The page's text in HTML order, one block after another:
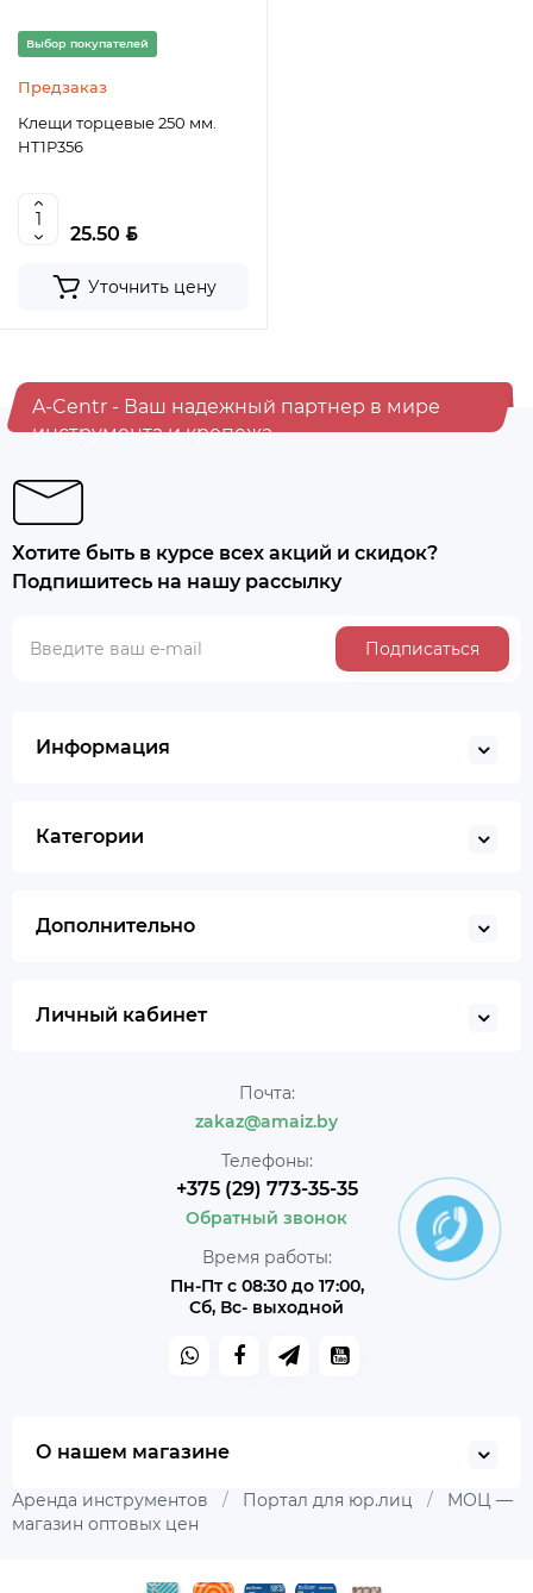
Выбор покупателей
Предзаказ
Клещи торцевые 250 мм.
HT1P356
25.50 BYN
Уточнить цену
A-Centr - Ваш надежный партнер в мире
инструмента и крепежа
Хотите быть в курсе всех акций и скидок?
Подпишитесь на нашу рассылку
Подписаться
Информация
Категории
Дополнительно
Личный кабинет
Почта:
zakaz@amaiz.by
Телефоны:
+375 (29) 773-35-35
Обратный звонок
Время работы:
Пн-Пт с 08:30 до 17:00,
Сб, Вс- выходной
О нашем магазине
Аренда инструментов / Портал для юр.лиц /
МОЦ —
магазин оптовых цен